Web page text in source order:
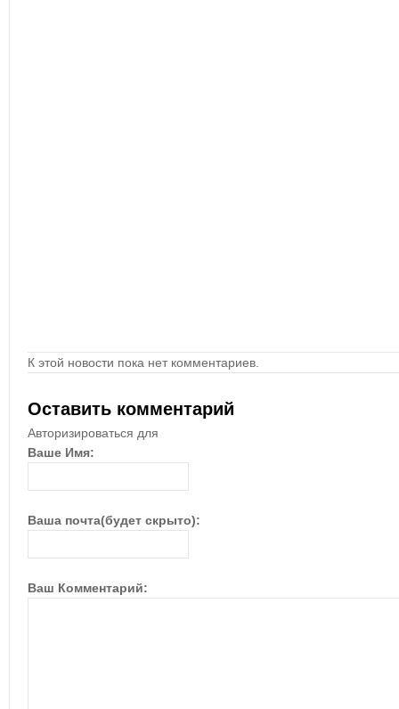
К этой новости пока нет комментариев.
Оставить комментарий
Авторизироваться для
Ваше Имя:
Ваша почта(будет скрыто):
Ваш Комментарий: